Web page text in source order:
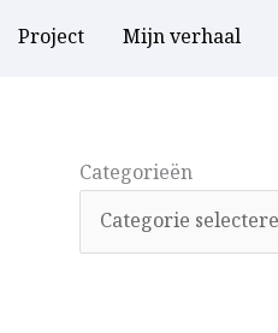
Project Mijn verhaal
Categorieën
Categorieën